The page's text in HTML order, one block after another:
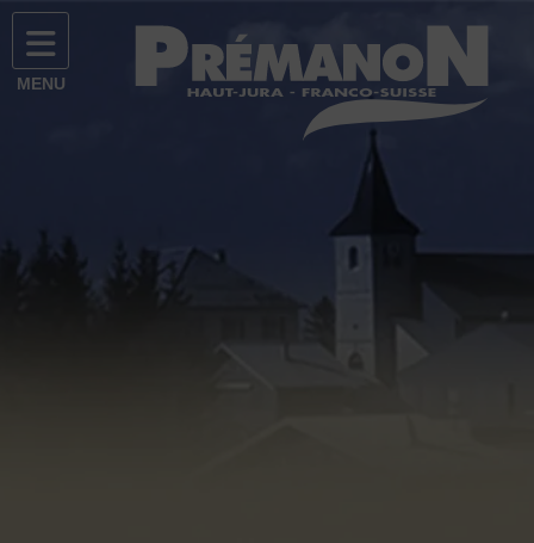
MENU
Prémanon
Site officiel de la commune de Prémanon
Instagram